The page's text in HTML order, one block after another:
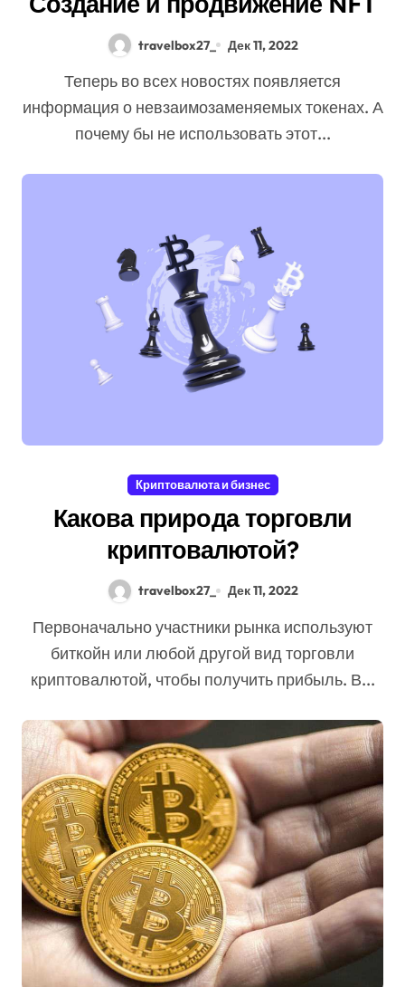
travelbox27_ Дек 11, 2022
Теперь во всех новостях появляется
информация о невзаимозаменяемых токенах. А
почему бы не использовать этот...
Криптовалюта и бизнес
Какова природа торговли
криптовалютой?
travelbox27_ Дек 11, 2022
Первоначально участники рынка используют
биткойн или любой другой вид торговли
криптовалютой, чтобы получить прибыль. В...